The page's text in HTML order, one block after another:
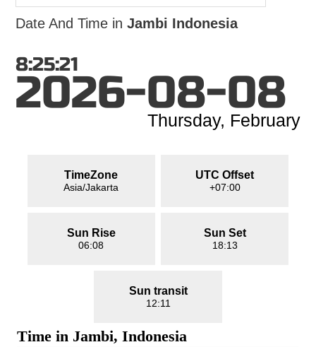
Date And Time inJambi Indonesia
8:25:21
2026-08-08
Thursday, February
TimeZone
Asia/Jakarta
UTC Offset
+07:00
Sun Rise
06:08
Sun Set
18:13
Sun transit
12:11
Time in Jambi, Indonesia